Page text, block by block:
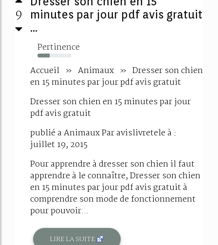
9
minutes par jour pdf avis gratuit
...
Pertinence
36%
Accueil » Animaux » Dresser son chien
en 15 minutes par jour pdf avis gratuit
Dresser son chien en 15 minutes par jour
pdf avis gratuit
publié a Animaux Par avislivretele à :
juillet 19, 2015
Pour apprendre à dresser son chien il faut
apprendre à le connaître, Dresser son chien
en 15 minutes par jour pdf avis gratuit à
comprendre son mode de fonctionnement
pour pouvoir...
LIRE LA SUITE